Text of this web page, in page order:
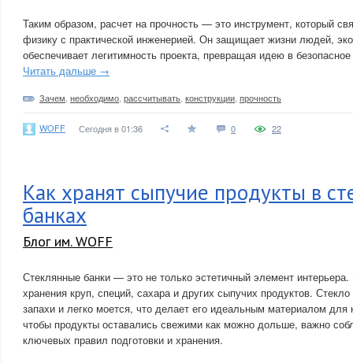
Таким образом, расчет на прочность — это инструмент, который
физику с практической инженерией. Он защищает жизни людей,
обеспечивает легитимность проекта, превращая идею в
Читать дальше →
Зачем необходимо рассчитывать конструкции прочность
WOFF Сегодня в 01:36 0 22
Как хранят сыпучие продукты в
банках
Блог им. WOFF
Стеклянные банки — это не только эстетичный элемент
хранения круп, специй, сахара и других сыпучих продуктов.
запахи и легко моется, что делает его идеальным материалом
чтобы продукты оставались свежими как можно дольше, важно
ключевых правил подготовки и хранения.